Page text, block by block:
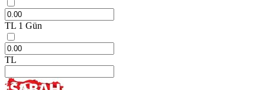
TL 1 Gün
TL